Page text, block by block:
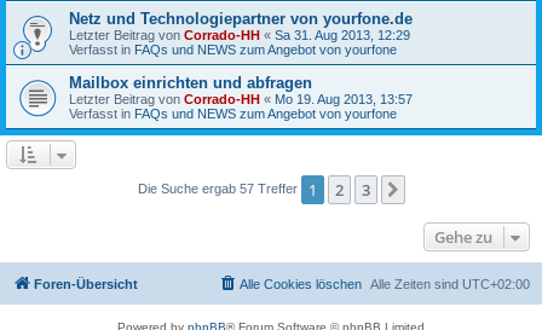
Netz und Technologiepartner von yourfone.de
Letzter Beitrag von Corrado-HH « Sa 31. Aug 2013, 12:29
Verfasst in FAQs und NEWS zum Angebot von yourfone
Mailbox einrichten und abfragen
Letzter Beitrag von Corrado-HH « Mo 19. Aug 2013, 13:57
Verfasst in FAQs und NEWS zum Angebot von yourfone
Die Suche ergab 57 Treffer 1 2 3
Gehe zu
Foren-Übersicht Alle Zeiten sind UTC+02:00
Alle Cookies löschen
Powered by phpBB® Forum Software © phpBB Limited